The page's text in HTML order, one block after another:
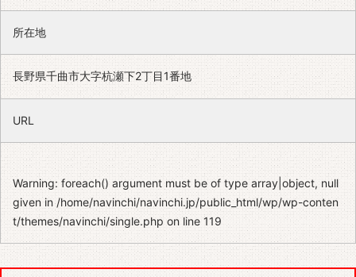
所在地
長野県千曲市大字杭瀬下2丁目1番地
URL
Warning: foreach() argument must be of type array|object, null
given in/home/navinchi/navinchi.jp/public_html/wp/wp-conten
t/themes/navinchi/single.phpon line119